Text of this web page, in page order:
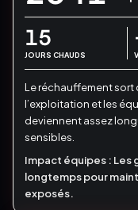
15
JOURS CHAUDS
Le réchauffement sort
l’exploitation et les
deviennent assez
sensibles.
Impact équipes : Les
longtemps pour
exposés.